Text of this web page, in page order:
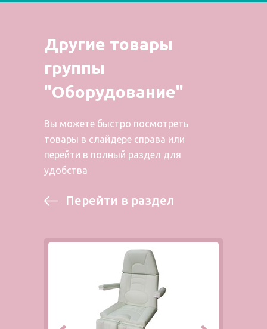
Другие товары
группы
"Оборудование"
Вы можете быстро посмотреть
товары в слайдере справа или
перейти в полный раздел для
удобства
Перейти в раздел